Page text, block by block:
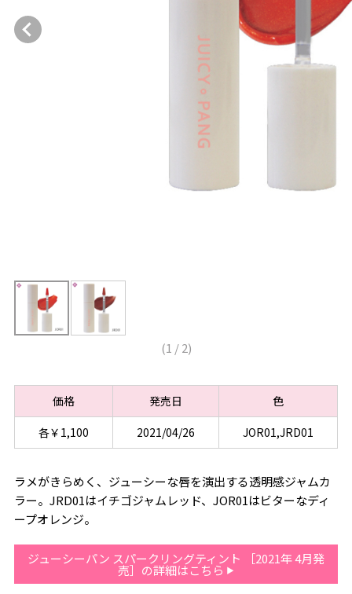
(1 /2)
価格 発売日
色
各￥1,100
2021/04/26 JOR01,JRD01
ラメがきらめく、ジューシーな唇を演出する透明感ジャムカ
ラー。JRD01はイチゴジャムレッド、JOR01はビターなディ
ープオレンジ。
ジューシーパン スパークリングティント ［2021年 4月発
売］の詳細はこちら